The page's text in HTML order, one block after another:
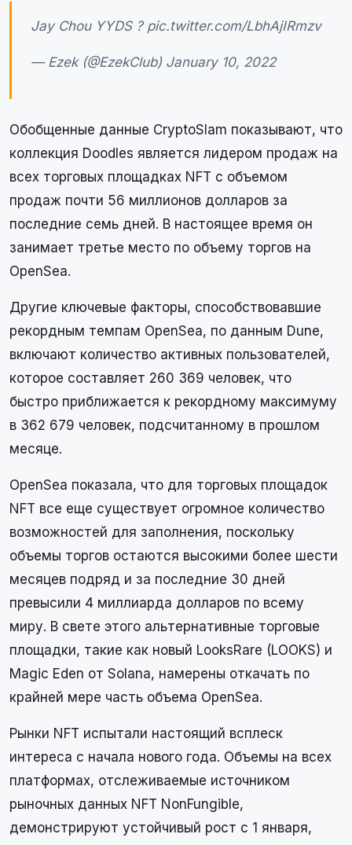
Jay Chou YYDS ? pic.twitter.com/LbhAjIRmzv
— Ezek (@EzekClub) January 10, 2022
Обобщенные данные CryptoSlam показывают, что
коллекция Doodles является лидером продаж на
всех торговых площадках NFT с объемом
продаж почти 56 миллионов долларов за
последние семь дней. В настоящее время он
занимает третье место по объему торгов на
OpenSea.
Другие ключевые факторы, способствовавшие
рекордным темпам OpenSea, по данным Dune,
включают количество активных пользователей,
которое составляет 260 369 человек, что
быстро приближается к рекордному максимуму
в 362 679 человек, подсчитанному в прошлом
месяце.
OpenSea показала, что для торговых площадок
NFT все еще существует огромное количество
возможностей для заполнения, поскольку
объемы торгов остаются высокими более шести
месяцев подряд и за последние 30 дней
превысили 4 миллиарда долларов по всему
миру. В свете этого альтернативные торговые
площадки, такие как новый LooksRare (LOOKS) и
Magic Eden от Solana, намерены откачать по
крайней мере часть объема OpenSea.
Рынки NFT испытали настоящий всплеск
интереса с начала нового года. Объемы на всех
платформах, отслеживаемые источником
рыночных данных NFT NonFungible,
демонстрируют устойчивый рост с 1 января,